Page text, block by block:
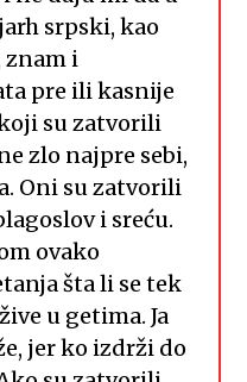
srpski, kao
znam i
pre ili kasnije
su zatvorili
zlo najpre sebi,
Oni su zatvorili
i sreću.
ovako
šta li se tek
u getima. Ja
jer ko izdrži do